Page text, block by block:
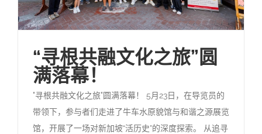
“寻根共融文化之旅”圆
满落幕！
"寻根共融文化之旅"圆满落幕！ 5月23日，在导览员的
带领下，参与者们走进了牛车水原貌馆与和谐之源展览
馆，开展了一场对新加坡“活历史”的深度探索。 从追寻